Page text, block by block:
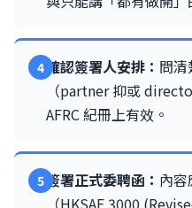
確認簽署人安排： 問清
（partner 抑或
AFRC 紀冊上有效。
簽署正式委聘函： 內